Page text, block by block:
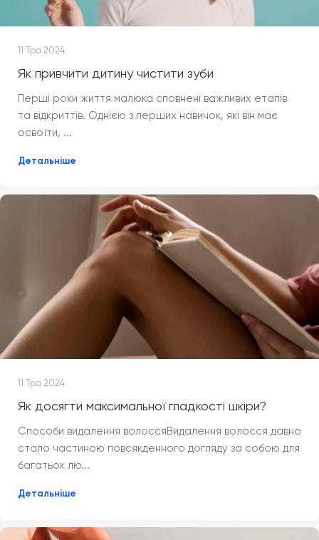
11 Тра 2024
Як привчити дитину чистити зуби
Перші роки життя малюка сповнені важливих етапів
та відкриттів. Однією з перших навичок, які він має
освоїти, ...
Детальніше
11 Тра 2024
Як досягти максимальної гладкості шкіри?
Способи видалення волоссяВидалення волосся давно
стало частиною повсякденного догляду за собою для
багатьох лю...
Детальніше